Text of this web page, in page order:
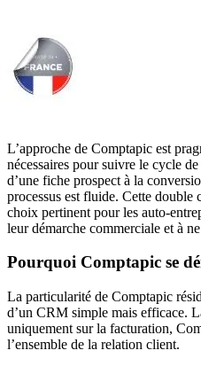
L’approche de Comptapic est
nécessaires pour suivre le cycle
d’une fiche prospect à la
processus est fluide. Cette
choix pertinent pour les auto-
leur démarche commerciale et à
Pourquoi Comptapic se
La particularité de Comptapic
d’un CRM simple mais efficace.
uniquement sur la facturation,
l’ensemble de la relation client.